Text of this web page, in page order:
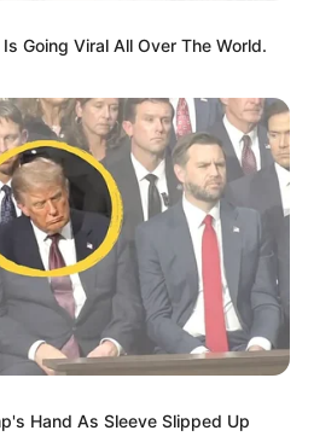
Going Viral All Over The World.
Hand As Sleeve Slipped Up